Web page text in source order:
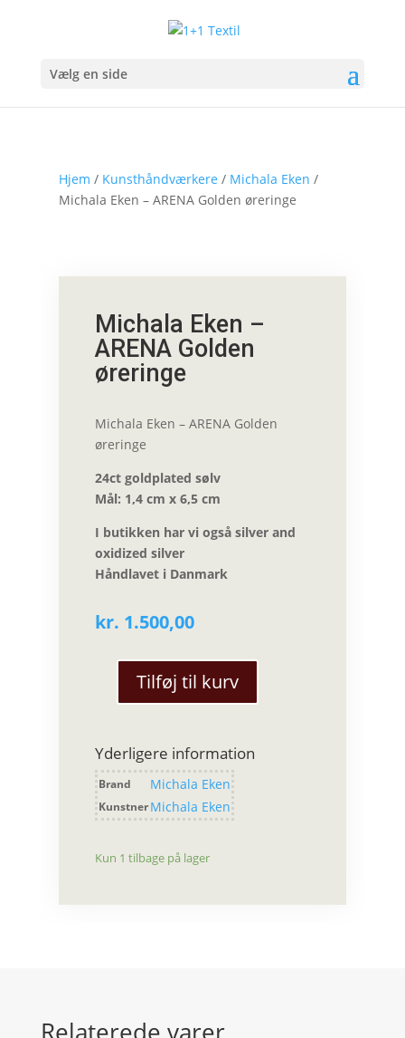
Vælg en side
Hjem / Kunsthåndværkere / Michala Eken /
Michala Eken – ARENA Golden øreringe
Michala Eken –
ARENA Golden
øreringe
Michala Eken – ARENA Golden
øreringe
24ct goldplated sølv
Mål: 1,4 cm x 6,5 cm
I butikken har vi også silver and
oxidized silver
Håndlavet i Danmark
kr. 1.500,00
Michala
ARENA
Golden
øreringe
antal
Tilføj til kurv
Yderligere information
Brand Michala Eken
KunstnerMichala Eken
Kun 1 tilbage på lager